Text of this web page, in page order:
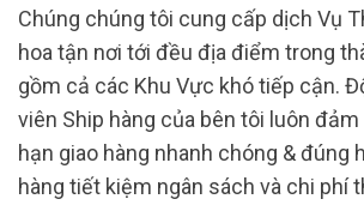
Chúng chúng tôi cung cấp dịch Vụ
hoa tận nơi tới đều địa điểm trong
gồm cả các Khu Vực khó tiếp cận.
viên Ship hàng của bên tôi luôn
hạn giao hàng nhanh chóng & đúng
hàng tiết kiệm ngân sách và chi phí